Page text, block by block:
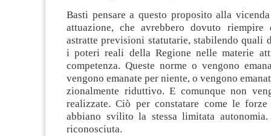
Basti pensare a questo proposito alla
attuazione, che avrebbero dovuto
astratte previsioni statutarie, stabilendo quali
i poteri reali della Regione nelle materie
competenza. Queste norme o vengono
vengono emanate per niente, o vengono
zionalmente riduttivo. E comunque non
realizzate. Ciò per con­statare come le
abbiano svilito la stessa limitata autonomia.
riconosciuta.